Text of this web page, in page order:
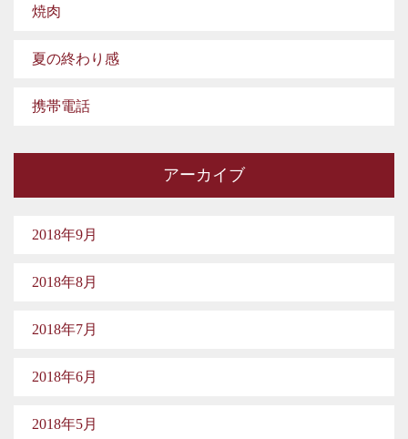
焼肉
夏の終わり感
携帯電話
アーカイブ
2018年9月
2018年8月
2018年7月
2018年6月
2018年5月